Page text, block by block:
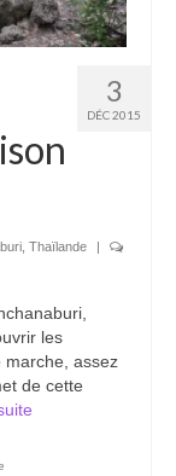
3
DÉC 2015
Thaïlande
|
les
marche, assez
de cette